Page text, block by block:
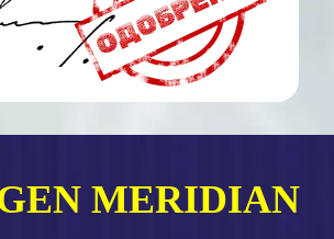
MERIDIAN